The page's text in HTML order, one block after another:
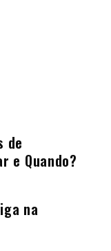
de
e Quando?
na